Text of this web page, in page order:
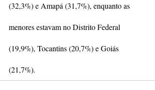
(32,3%) e Amapá (31,7%), enquanto as
menores estavam no Distrito Federal
(19,9%), Tocantins (20,7%) e Goiás
(21,7%).